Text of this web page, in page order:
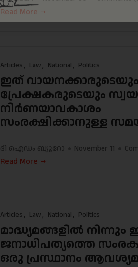
Read More
Articles Law National Politics
ഇത് വായനക്കാരുടെയും
പ്രേക്ഷകരുടെയും
നിർണയാവകാശം
സംരക്ഷിക്കാനുള്ള
ദി ഐഡം ബ്യൂറോ November 11
Read More
Articles Law National Politics
മാദ്ധ്യമങ്ങളിൽ നിന്നും
ജനാധിപത്യത്തെ
ഒരു പ്രസ്ഥാനം